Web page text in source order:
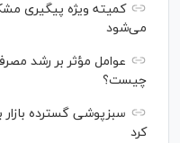
کمیته ویژه پیگیری
می‌شود
عوامل مؤثر بر رشد
چیست؟
کرد